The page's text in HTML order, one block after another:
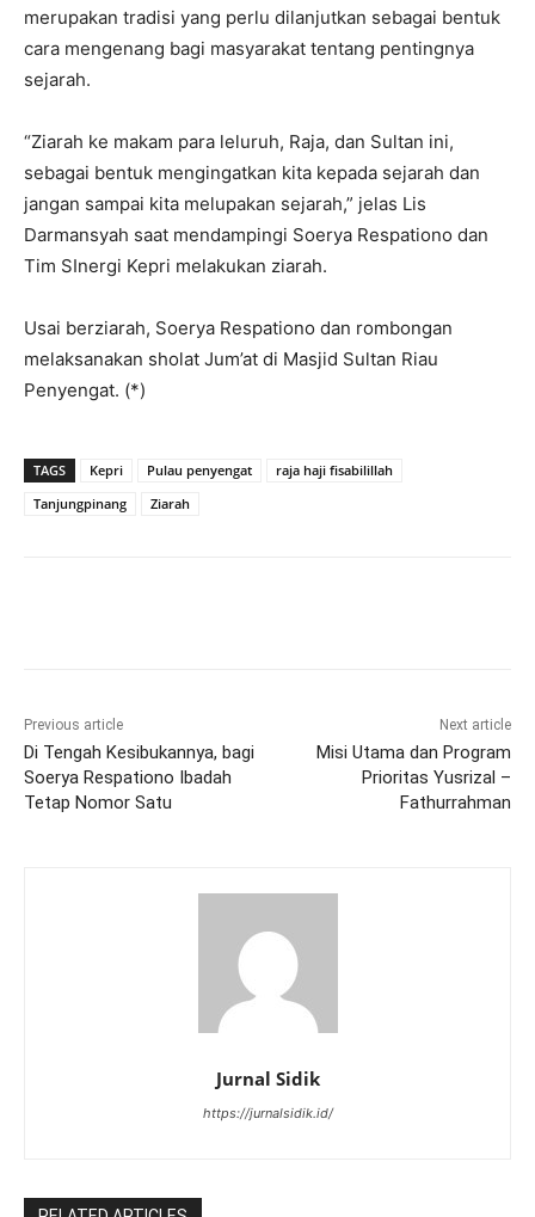
merupakan tradisi yang perlu dilanjutkan sebagai bentuk
cara mengenang bagi masyarakat tentang pentingnya
sejarah.
“Ziarah ke makam para leluruh, Raja, dan Sultan ini,
sebagai bentuk mengingatkan kita kepada sejarah dan
jangan sampai kita melupakan sejarah,” jelas Lis
Darmansyah saat mendampingi Soerya Respationo dan
Tim SInergi Kepri melakukan ziarah.
Usai berziarah, Soerya Respationo dan rombongan
melaksanakan sholat Jum’at di Masjid Sultan Riau
Penyengat. (*)
TAGS Kepri Pulau penyengat
raja haji fisabilillah
Tanjungpinang
Ziarah
Previous article
Di Tengah Kesibukannya, bagi
Soerya Respationo Ibadah
Tetap Nomor Satu
Next article
Misi Utama dan Program
Prioritas Yusrizal –
Fathurrahman
Jurnal Sidik
https://jurnalsidik.id/